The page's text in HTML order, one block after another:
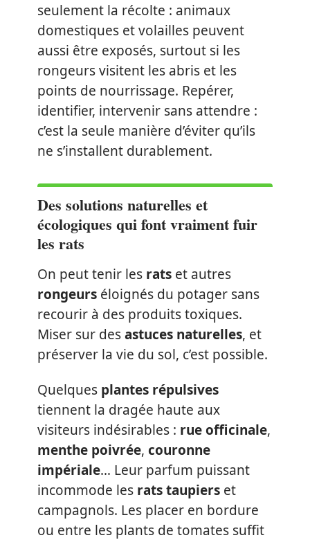
seulement la récolte : animaux
domestiques et volailles peuvent
aussi être exposés, surtout si les
rongeurs visitent les abris et les
points de nourrissage. Repérer,
identifier, intervenir sans attendre :
c’est la seule manière d’éviter qu’ils
ne s’installent durablement.
Des solutions naturelles et
écologiques qui font vraiment fuir
les rats
On peut tenir les rats et autres
rongeurs éloignés du potager sans
recourir à des produits toxiques.
Miser sur desastuces naturelles, et
préserver la vie du sol, c’est possible.
Quelques plantes répulsives
tiennent la dragée haute aux
visiteurs indésirables : rue officinale,
menthe poivrée, couronne
impériale… Leur parfum puissant
incommode les rats taupiers et
campagnols. Les placer en bordure
ou entre les plants de tomates suffit